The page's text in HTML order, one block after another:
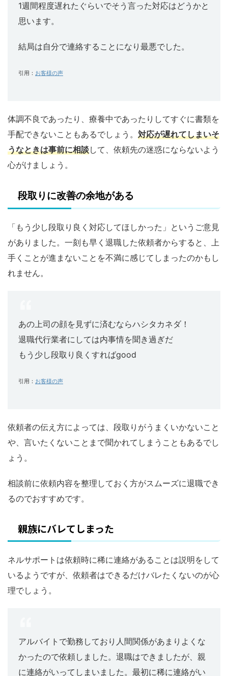
1週間程度遅れたぐらいでそう言った対応はどうかと
思います。
結局は自分で連絡することになり最悪でした。
引用： お客様の声
体調不良であったり、療養中であったりしてすぐに書類を
手配できないこともあるでしょう。 対応が遅れてしまいそ
うなときは事前に相談して、依頼先の迷惑にならないよう
心がけましょう。
段取りに改善の余地がある
「もう少し段取り良く対応してほしかった」というご意見
がありました。一刻も早く退職した依頼者からすると、上
手くことが進まないことを不満に感じてしまったのかもし
れません。
あの上司の顔を見ずに済むならハシタカネダ！
退職代行業者にしては内事情を聞き過ぎだ
もう少し段取り良くすればgood
引用： お客様の声
依頼者の伝え方によっては、段取りがうまくいかないこと
や、言いたくないことまで聞かれてしまうこともあるでし
ょう。
相談前に依頼内容を整理しておく方がスムーズに退職でき
るのでおすすめです。
親族にバレてしまった
ネルサポートは依頼時に稀に連絡があることは説明をして
いるようですが、依頼者はできるだけバレたくないのが心
理でしょう。
アルバイトで勤務しており人間関係があまりよくな
かったので依頼しました。退職はできましたが、親
に連絡がいってしまいました。最初に稀に連絡がい